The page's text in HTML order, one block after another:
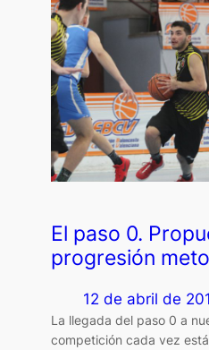
El paso 0.
progresión
12 de abril de
La llegada del paso 0 a
competición cada vez